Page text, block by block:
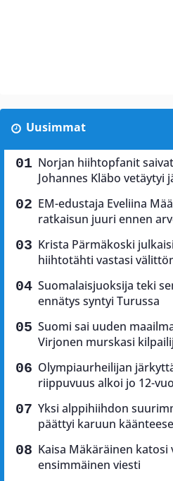
Uusimmat
Norjan hiihtopfanit
Johannes Kläbo vetäytyi
EM-edustaja Eveliina
ratkaisun juuri ennen
Krista Pärmäkoski
hiihtotähti vastasi
Suomalaisjuoksija teki
ennätys syntyi Turussa
Suomi sai uuden
Virjonen murskasi
Olympiaurheilijan
riippuvuus alkoi jo 12-
Yksi alppihiihdon
päättyi karuun
Kaisa Mäkäräinen
ensimmäinen viesti